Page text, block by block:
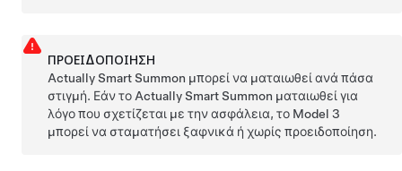
ΠΡΟΕΙΔΟΠΟΊΗΣΗ
Actually Smart Summon μπορεί να ματαιωθεί ανά πάσα
στιγμή. Εάν τοActually Smart Summon ματαιωθεί για
λόγο που σχετίζεται με την ασφάλεια, το Model 3
μπορεί να σταματήσει ξαφνικά ή χωρίς προειδοποίηση.